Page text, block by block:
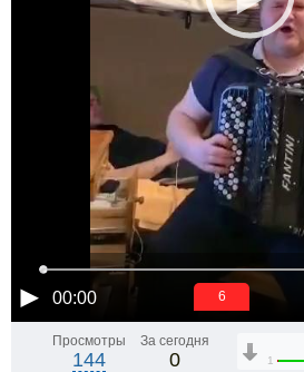
00:00 5
Просмотры
144
За сегодня
0 1